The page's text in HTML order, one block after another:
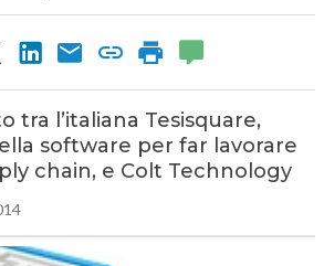
tra l’italiana Tesisquare,
software per far lavorare
chain, e Colt Technology